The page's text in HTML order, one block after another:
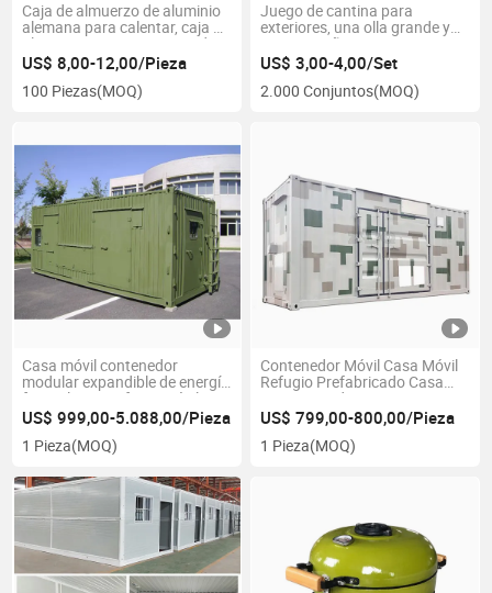
Caja de almuerzo de aluminio
alemana para calentar, caja de
almuerzo para viajar, caja de
almuerzo para acampar
US$ 8,00-12,00/Pieza
100 Piezas(MOQ)
Juego de cantina para
exteriores, una olla grande y
una pequeña
US$ 3,00-4,00/Set
2.000 Conjuntos(MOQ)
Casa móvil contenedor
modular expandible de energía
fotovoltaica, refugio móvil,
casa prefabricada, estructura
de acero, casa contenedor
verde
US$ 999,00-5.088,00/Pieza
1 Pieza(MOQ)
Contenedor Móvil Casa Móvil
Refugio Prefabricado Casa
Estructura de Acero
US$ 799,00-800,00/Pieza
1 Pieza(MOQ)